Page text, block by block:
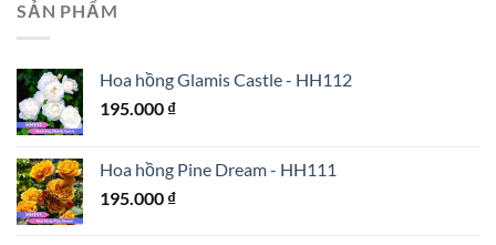
SẢN PHẨM
Hoa hồng Glamis Castle - HH112
195.000 ₫
Hoa hồng Pine Dream - HH111
195.000 ₫